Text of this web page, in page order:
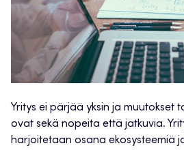
Yritys ei pärjää yksin ja muutokset
ovat sekä nopeita että jatkuvia.
harjoitetaan osana ekosysteemiä